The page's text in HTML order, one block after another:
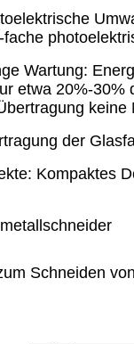
Wartung:
etwa 20%-
der
Kompaktes
Schneiden